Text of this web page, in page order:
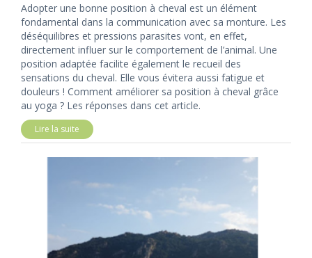
Adopter une bonne position à cheval est un élément
fondamental dans la communication avec sa monture. Les
déséquilibres et pressions parasites vont, en effet,
directement influer sur le comportement de l’animal. Une
position adaptée facilite également le recueil des
sensations du cheval. Elle vous évitera aussi fatigue et
douleurs ! Comment améliorer sa position à cheval grâce
au yoga ? Les réponses dans cet article.
Lire la suite